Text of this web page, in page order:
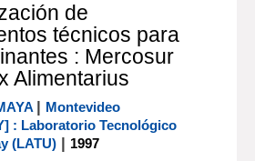
de
técnicos para
: Mercosur
Alimentarius
| Montevideo
: Laboratorio Tecnológico
(LATU) | 1997